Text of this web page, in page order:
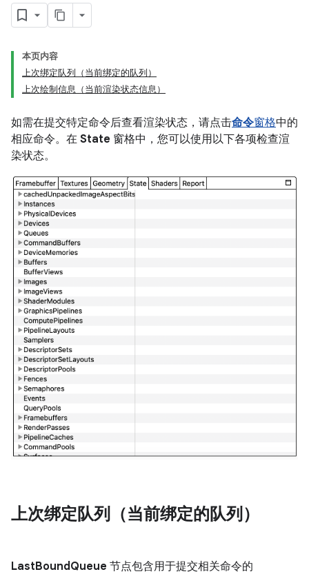
本页内容
上次绑定队列（当前绑定的队列）
上次绘制信息（当前渲染状态信息）
如需在提交特定命令后查看渲染状态，请点击命令窗格中的
相应命令。在 State 窗格中，您可以使用以下各项检查渲
染状态。
上次绑定队列（当前绑定的队列）
LastBoundQueue 节点包含用于提交相关命令的